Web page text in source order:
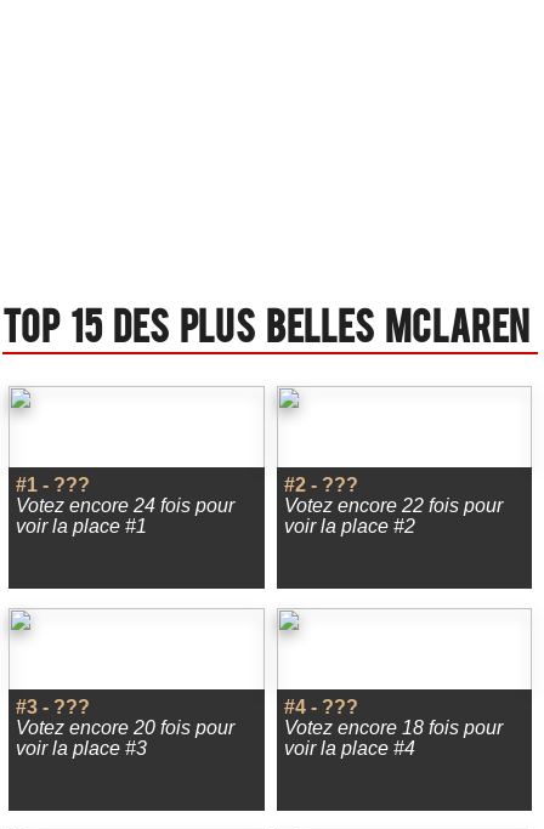
Top 15 des plus belles Mclaren
#1 - ???
Votez encore 24 fois pour
voir la place #1
#2 - ???
Votez encore 22 fois pour
voir la place #2
#3 - ???
Votez encore 20 fois pour
voir la place #3
#4 - ???
Votez encore 18 fois pour
voir la place #4